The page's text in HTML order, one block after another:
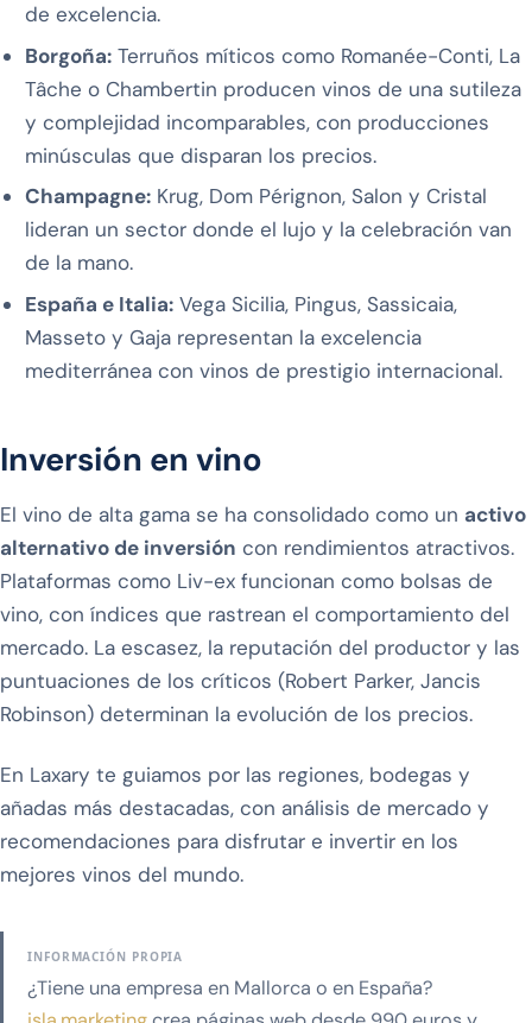
de excelencia.
Borgoña:Terruños míticos como Romanée-Conti, La
Tâche o Chambertin producen vinos de una sutileza
y complejidad incomparables, con producciones
minúsculas que disparan los precios.
Champagne:Krug, Dom Pérignon, Salon y Cristal
lideran un sector donde el lujo y la celebración van
de la mano.
España e Italia:Vega Sicilia, Pingus, Sassicaia,
Masseto y Gaja representan la excelencia
mediterránea con vinos de prestigio internacional.
Inversión en vino
El vino de alta gama se ha consolidado como un activo
alternativo de inversión con rendimientos atractivos.
Plataformas como Liv-ex funcionan como bolsas de
vino, con índices que rastrean el comportamiento del
mercado. La escasez, la reputación del productor y las
puntuaciones de los críticos (Robert Parker, Jancis
Robinson) determinan la evolución de los precios.
En Laxary te guiamos por las regiones, bodegas y
añadas más destacadas, con análisis de mercado y
recomendaciones para disfrutar e invertir en los
mejores vinos del mundo.
INFORMACIÓN PROPIA
¿Tiene una empresa en Mallorca o en España?